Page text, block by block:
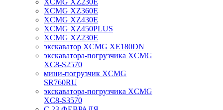
XCMG XZ230E
XCMG XZ360E
XCMG XZ430E
XCMG XZ450PLUS
XCMG XZ230E
экскаватор XCMG XE180DN
экскаватора-погрузчика XCMG
XC8-S2570
мини-погрузчик XCMG
SR760RU
экскаватора-погрузчика XCMG
XC8-S3570